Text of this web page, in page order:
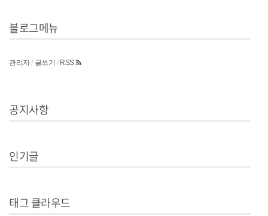
블로그메뉴
관리자/ 글쓰기 / RSS
공지사항
인기글
태그 클라우드